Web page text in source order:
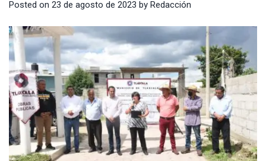
Posted on 23 de agosto de 2023 by Redacción